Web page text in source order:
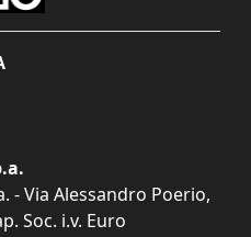
- Via Alessandro Poerio,
Soc. i.v. Euro